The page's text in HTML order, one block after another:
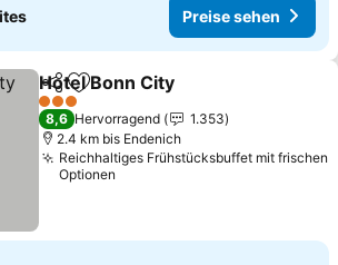
Preise sehen
TeilenZu Favoriten hinzufügen
Hotel Bonn City
3 Sterne
8,6 Hervorragend
1.353
2.4 km bis Endenich
Reichhaltiges Frühstücksbuffet mit frischen
Optionen